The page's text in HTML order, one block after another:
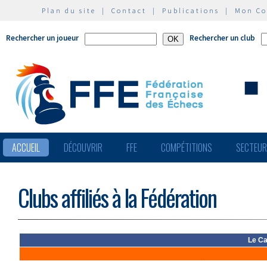
Plan du site | Contact | Publications | Mon
Rechercher un joueur Rechercher un club
ACCUEIL DÉCOUVRIR FFE COMPÉTITIONS
Clubs affiliés à la Fédération
Le